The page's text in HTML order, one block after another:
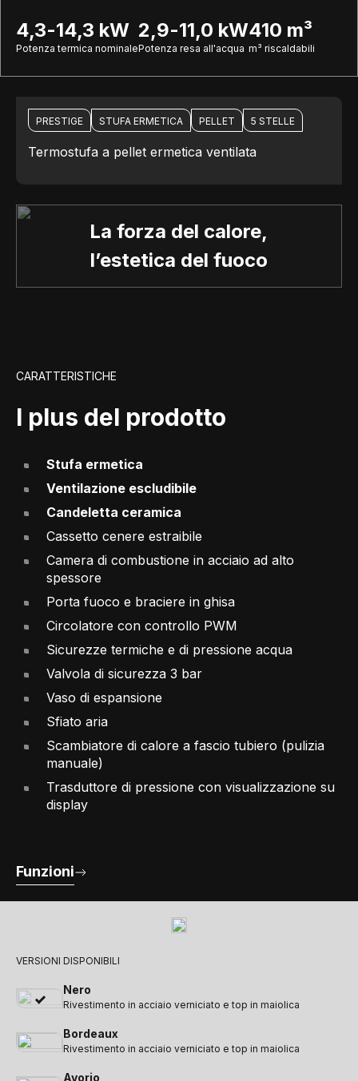
4,3-14,3 kW
Potenza termica nominale
2,9-11,0 kW
Potenza resa all'acqua
410 m³
m³ riscaldabili
PRESTIGE STUFA ERMETICA PELLET 5 STELLE
Termostufa a pellet ermetica ventilata
La forza del calore,
l’estetica del fuoco
CARATTERISTICHE
I plus del prodotto
Stufa ermetica
Ventilazione escludibile
Candeletta ceramica
Cassetto cenere estraibile
Camera di combustione in acciaio ad alto
spessore
Porta fuoco e braciere in ghisa
Circolatore con controllo PWM
Sicurezze termiche e di pressione acqua
Valvola di sicurezza 3 bar
Vaso di espansione
Sfiato aria
Scambiatore di calore a fascio tubiero (pulizia
manuale)
Trasduttore di pressione con visualizzazione su
display
Funzioni
VERSIONI DISPONIBILI
Nero
Rivestimento in acciaio verniciato e top in maiolica
Bordeaux
Rivestimento in acciaio verniciato e top in maiolica
Avorio